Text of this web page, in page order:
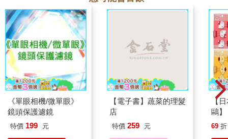
《單眼相機/微單眼》
鏡頭保護濾鏡
特價 199 元
【電子書】蔬菜的理髮
店
特價 259 元
【
鷗
(8款
69 折